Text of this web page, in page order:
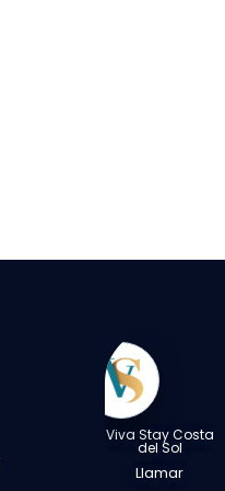
Viva Stay Costa
del Sol
Llamar